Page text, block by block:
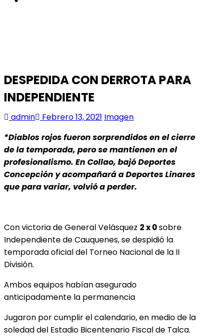
DESPEDIDA CON DERROTA PARA
INDEPENDIENTE
admin Febrero 13, 2021 Imagen
*Diablos rojos fueron sorprendidos en el cierre
de la temporada, pero se mantienen en el
profesionalismo. En Collao, bajó Deportes
Concepción y acompañará a Deportes Linares
que para variar, volvió a perder.
Con victoria de General Velásquez 2 x 0sobre
Independiente de Cauquenes, se despidió la
temporada oficial del Torneo Nacional de la II
División.
Ambos equipos habían asegurado
anticipadamente la permanencia
Jugaron por cumplir el calendario, en medio de la
soledad del Estadio Bicentenario Fiscal de Talca.